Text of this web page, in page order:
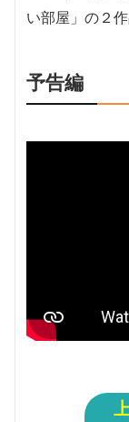
い部屋」の２
予告編